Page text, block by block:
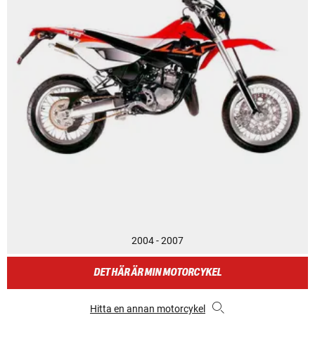
2004 - 2007
DET HÄR ÄR MIN MOTORCYKEL
Hitta en annan motorcykel